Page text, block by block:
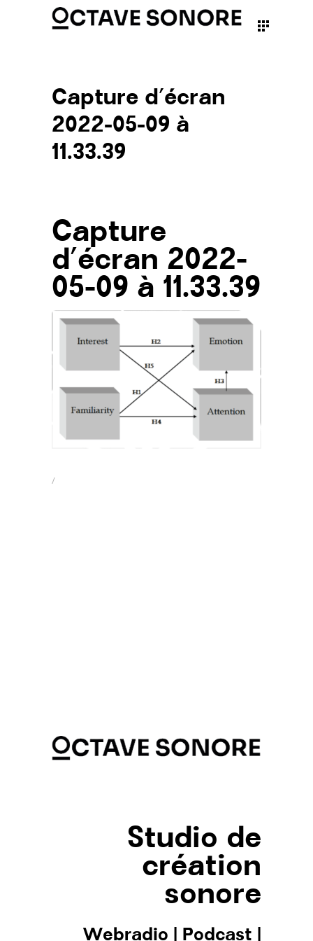
Capture d’écran
2022-05-09 à
11.33.39
Capture
d’écran 2022-
05-09 à 11.33.39
Studio de
création
sonore
Webradio Podcast